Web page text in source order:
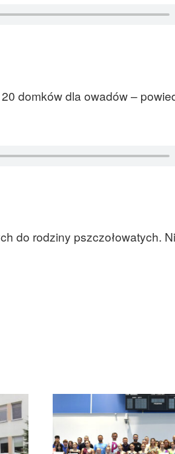
domków dla owadów –
do rodziny pszczołowatych.